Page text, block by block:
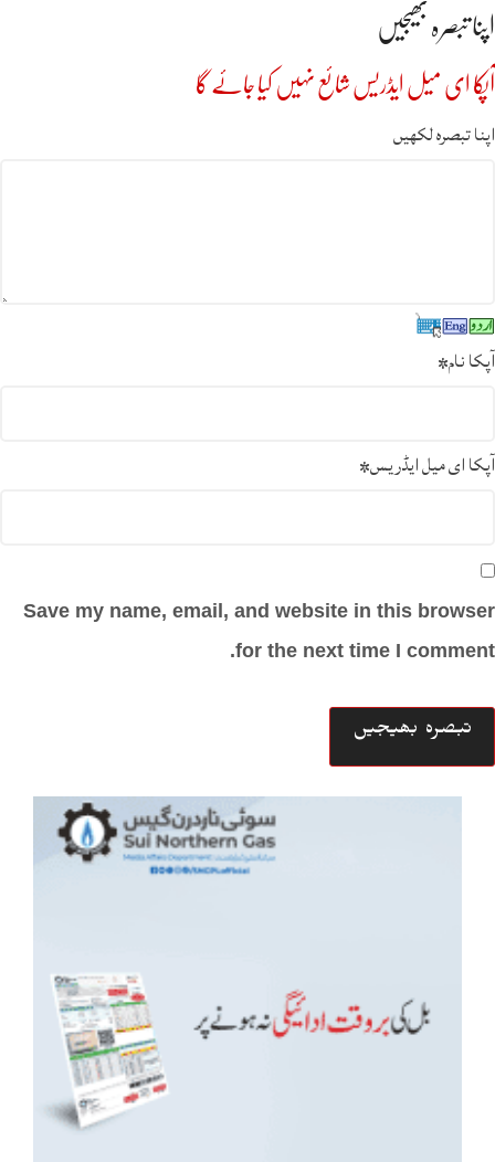
اپنا تبصرہ بھیجیں
آپکا ای میل ایڈریس شائع نہیں کیا جائے گا
اپنا تبصرہ لکھیں
آپکا نام*
آپکا ای میل ایڈریس*
Save my name, email, and website in this browser
for the next time I comment.